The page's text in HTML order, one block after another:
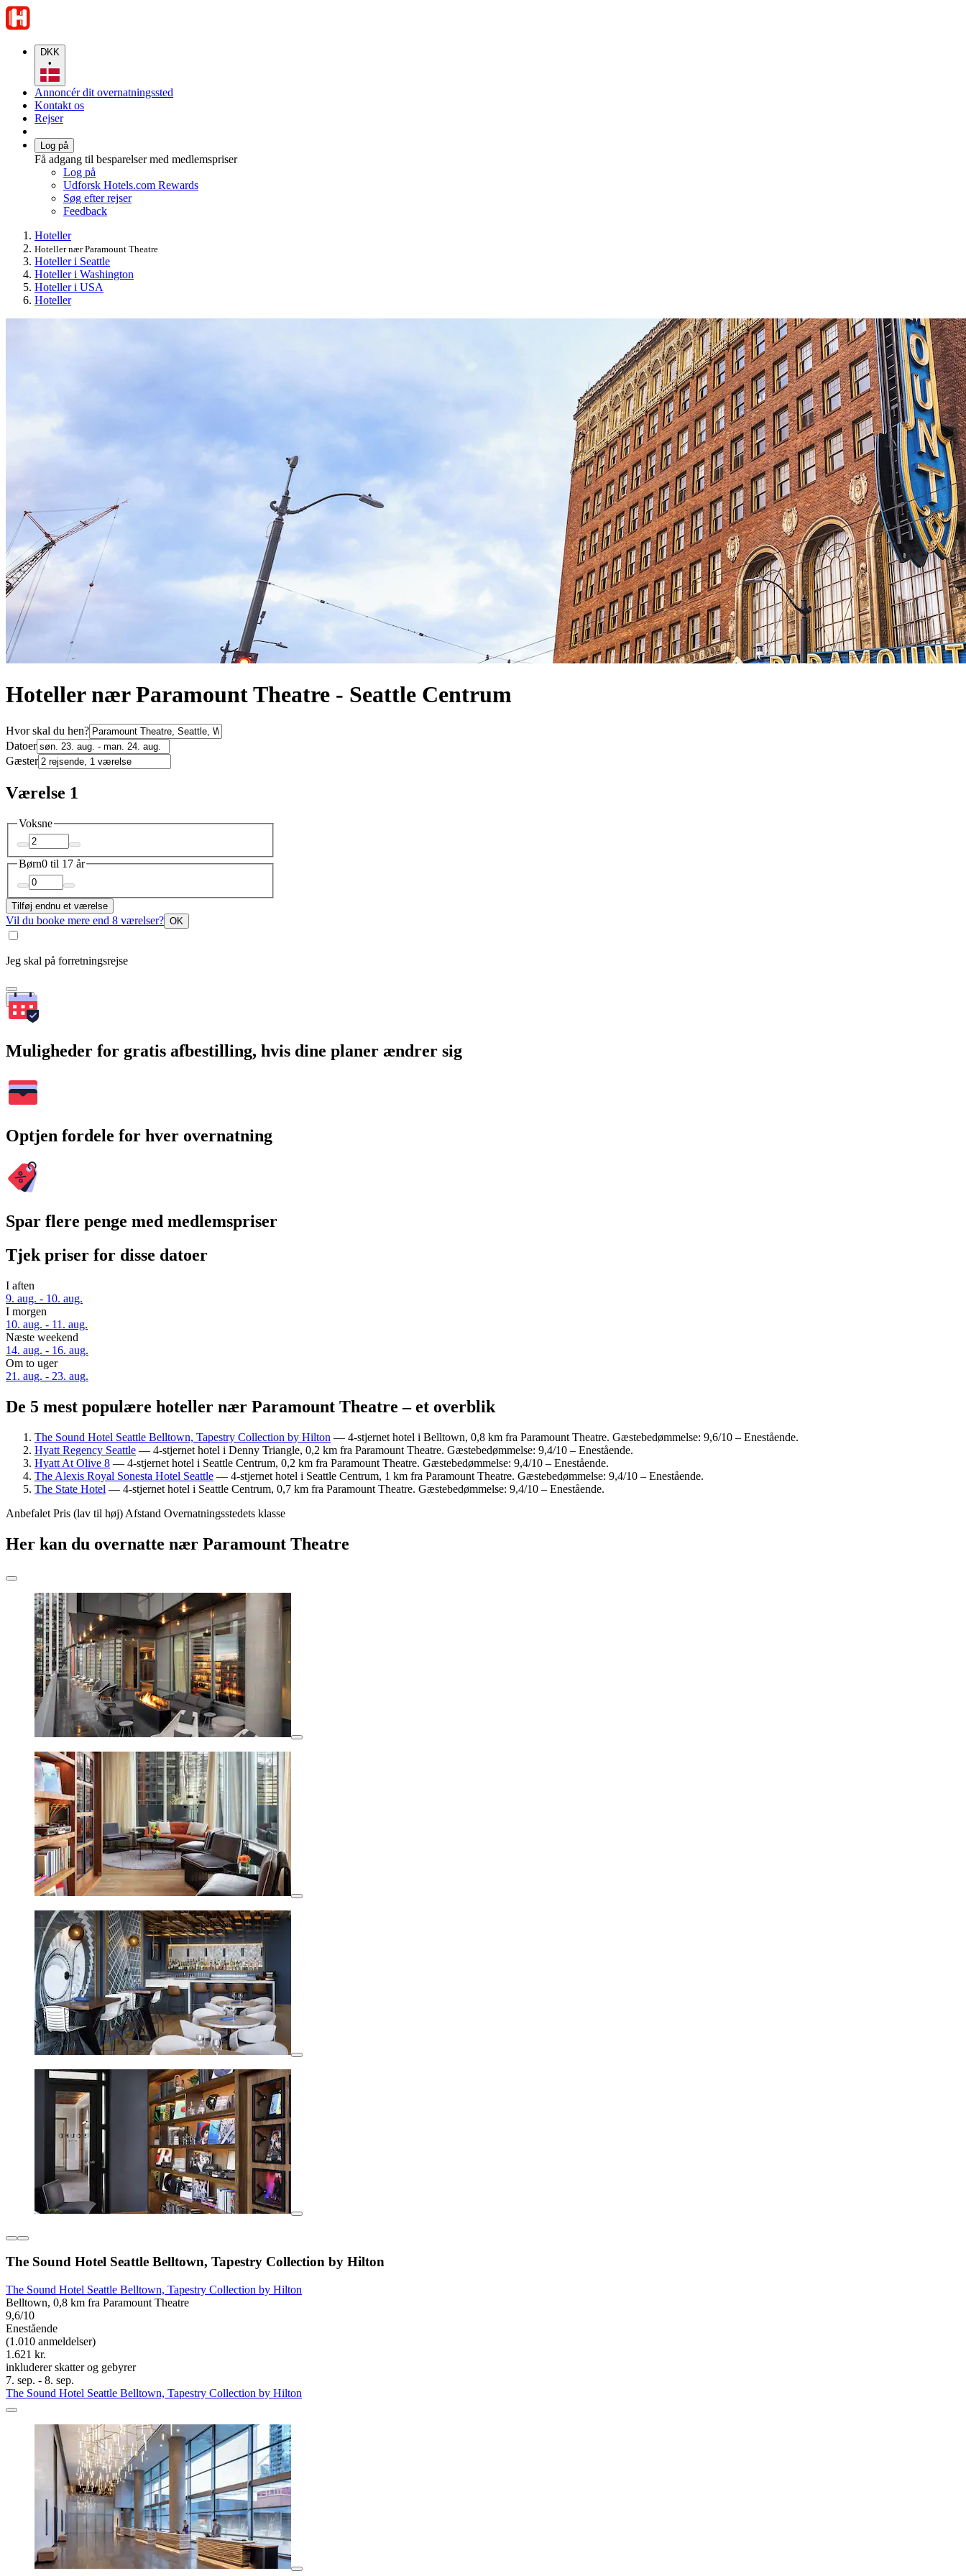
DKK
•
Annoncér dit overnatningssted
Kontakt os
Rejser
Log på
Få adgang til besparelser med medlemspriser
Log på
Udforsk Hotels.com Rewards
Søg efter rejser
Feedback
Hoteller
Hoteller nær Paramount Theatre
Hoteller i Seattle
Hoteller i Washington
Hoteller i USA
Hoteller
Hoteller nær Paramount Theatre - Seattle Centrum
Hvor skal du hen?
Datoer
Gæster
Værelse 1
Voksne
Børn0 til 17 år
Tilføj endnu et værelse
Vil du booke mere end 8 værelser? OK
Jeg skal på forretningsrejse
Søg
Muligheder for gratis afbestilling, hvis dine planer ændrer sig
Optjen fordele for hver overnatning
Spar flere penge med medlemspriser
Tjek priser for disse datoer
I aften
9. aug. - 10. aug.
I morgen
10. aug. - 11. aug.
Næste weekend
14. aug. - 16. aug.
Om to uger
21. aug. - 23. aug.
De 5 mest populære hoteller nær Paramount Theatre – et overblik
The Sound Hotel Seattle Belltown, Tapestry Collection by Hilton — 4-stjernet hotel i Belltown, 0,8 km fra Paramount Theatre. Gæstebedømmelse: 9,6/10 – Enestående.
Hyatt Regency Seattle — 4-stjernet hotel i Denny Triangle, 0,2 km fra Paramount Theatre. Gæstebedømmelse: 9,4/10 – Enestående.
Hyatt At Olive 8 — 4-stjernet hotel i Seattle Centrum, 0,2 km fra Paramount Theatre. Gæstebedømmelse: 9,4/10 – Enestående.
The Alexis Royal Sonesta Hotel Seattle — 4-stjernet hotel i Seattle Centrum, 1 km fra Paramount Theatre. Gæstebedømmelse: 9,4/10 – Enestående.
The State Hotel — 4-stjernet hotel i Seattle Centrum, 0,7 km fra Paramount Theatre. Gæstebedømmelse: 9,4/10 – Enestående.
Anbefalet Pris (lav til høj) Afstand Overnatningsstedets klasse
Her kan du overnatte nær Paramount Theatre
The Sound Hotel Seattle Belltown, Tapestry Collection by Hilton
The Sound Hotel Seattle Belltown, Tapestry Collection by Hilton
Belltown, 0,8 km fra Paramount Theatre
9,6/10
Enestående
(1.010 anmeldelser)
1.621 kr.
inkluderer skatter og gebyrer
7. sep. - 8. sep.
The Sound Hotel Seattle Belltown, Tapestry Collection by Hilton